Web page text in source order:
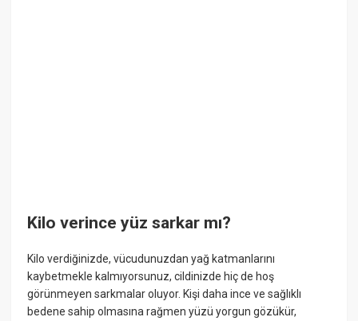
Kilo verince yüz sarkar mı?
Kilo verdiğinizde, vücudunuzdan yağ katmanlarını
kaybetmekle kalmıyorsunuz, cildinizde hiç de hoş
görünmeyen sarkmalar oluyor. Kişi daha ince ve sağlıklı
bedene sahip olmasına rağmen yüzü yorgun gözükür,